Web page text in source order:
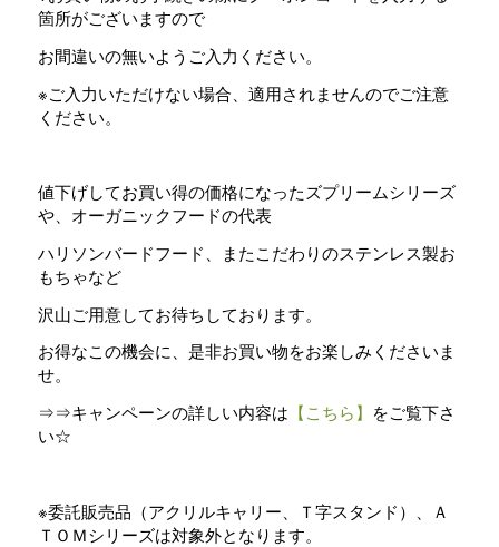
箇所がございますので
お間違いの無いようご入力ください。
※ご入力いただけない場合、適用されませんのでご注意
ください。
値下げしてお買い得の価格になったズプリームシリーズ
や、オーガニックフードの代表
ハリソンバードフード、またこだわりのステンレス製お
もちゃなど
沢山ご用意してお待ちしております。
お得なこの機会に、是非お買い物をお楽しみくださいま
せ。
⇒⇒キャンペーンの詳しい内容は 【こちら】 をご覧下さ
い☆
※委託販売品（アクリルキャリー、Ｔ字スタンド）、Ａ
ＴＯＭシリーズは対象外となります。